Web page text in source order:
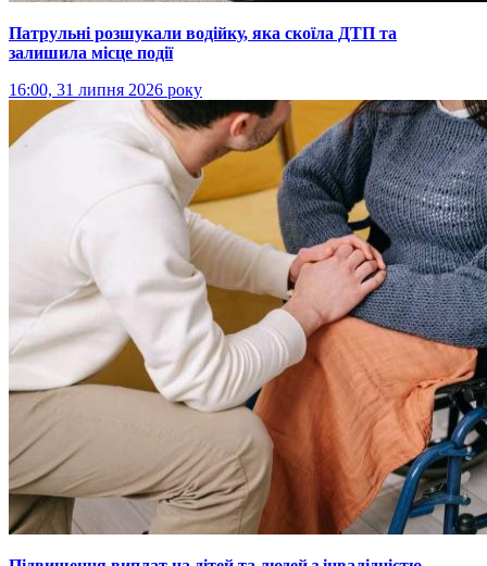
Патрульні розшукали водійку, яка скоїла ДТП та
залишила місце події
16:00, 31 липня 2026 року